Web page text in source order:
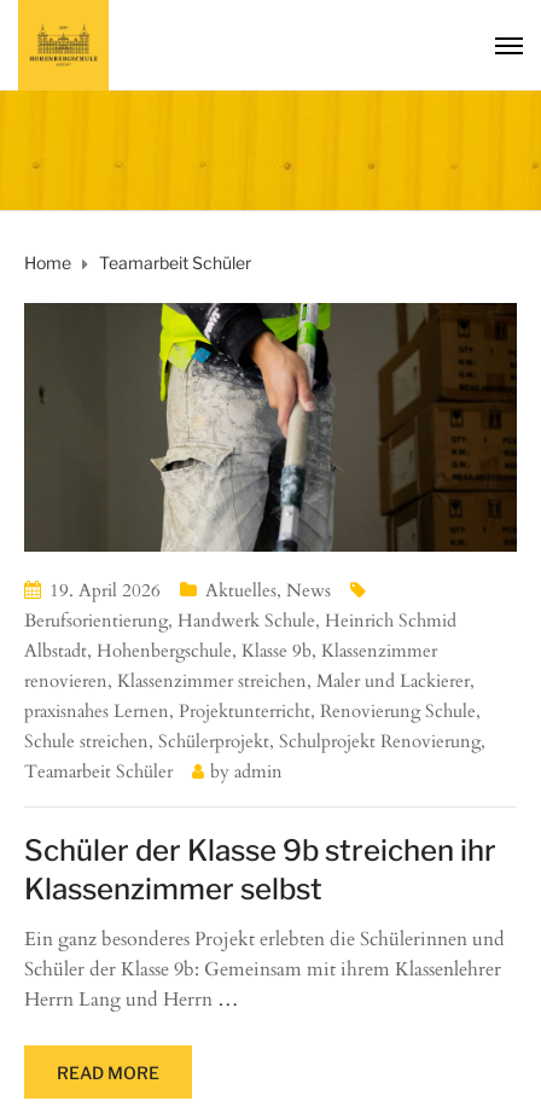
Home Teamarbeit Schüler
19. April 2026 Aktuelles, News
Berufsorientierung, Handwerk Schule, Heinrich Schmid
Albstadt, Hohenbergschule, Klasse 9b, Klassenzimmer
renovieren, Klassenzimmer streichen, Maler und Lackierer,
praxisnahes Lernen, Projektunterricht, Renovierung Schule,
Schule streichen, Schülerprojekt, Schulprojekt Renovierung,
Teamarbeit Schüler
by admin
Schüler der Klasse 9b streichen ihr
Klassenzimmer selbst
Ein ganz besonderes Projekt erlebten die Schülerinnen und
Schüler der Klasse 9b: Gemeinsam mit ihrem Klassenlehrer
Herrn Lang und Herrn …
READ MORE